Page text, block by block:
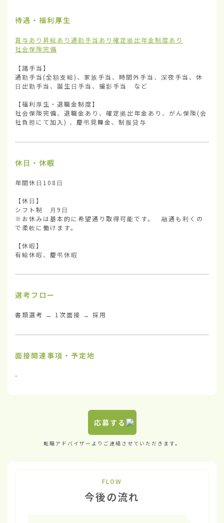
待遇・福利厚生
賞与あり 昇給あり 通勤手当あり 確定拠出年金制度あり
社会保険完備
【諸手当】
通勤手当(全額支給)、家族手当、時間外手当、深夜手当、休
日出勤手当、誕生日手当、撮影手当　など
【福利厚生・退職金制度】
社会保険完備、退職金あり、確定拠出年金あり、がん保険(会
社負担にて加入) 、慶弔見舞金、制服貸与
休日・休暇
年間休日108日
【休日】
シフト制　月9日
※お休みは基本的に希望通り取得可能です。　融通も利くの
で柔軟に働けます。
【休暇】
有給休暇、慶弔休暇
選考フロー
書類選考 → 1次面接 → 採用
面接関連事項・予定地
-
応募する
転職アドバイザーよりご連絡させていただきます。
FLOW
今後の流れ